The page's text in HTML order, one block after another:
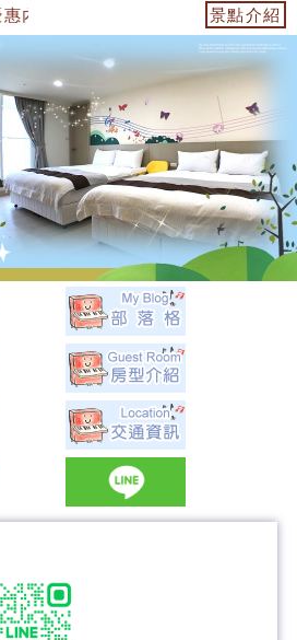
內容都在優惠訊息中 官方網站
景點介紹